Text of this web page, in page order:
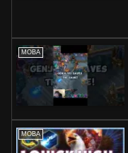
MOBA
MOBA